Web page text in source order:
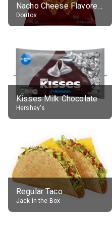
Nacho Cheese Flavored Tortilla Chips
Doritos
Kisses Milk Chocolate
Hershey's
Regular Taco
Jack in the Box